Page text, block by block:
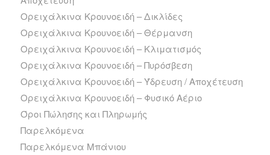
Ορειχάλκινα Κρουνοειδή – Δικλίδες
Ορειχάλκινα Κρουνοειδή – Θέρμανση
Ορειχάλκινα Κρουνοειδή – Κλιματισμός
Ορειχάλκινα Κρουνοειδή – Πυρόσβεση
Ορειχάλκινα Κρουνοειδή – Ύδρευση / Αποχέτευση
Ορειχάλκινα Κρουνοειδή – Φυσικό Αέριο
Όροι Πώλησης και Πληρωμής
Παρελκόμενα
Παρελκόμενα Μπάνιου